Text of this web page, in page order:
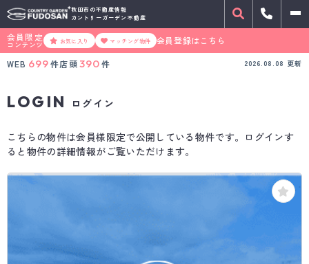
秋田市の不動産情報
カントリーガーデン不動産
会員限定
コンテンツ お気に入り マッチング物件
会員登録はこちら
WEB 699件店頭390 件 2026.08.08 更新
LOGIN ログイン
こちらの物件は会員様限定で公開している物件です。ログインす
ると物件の詳細情報がご覧いただけます。